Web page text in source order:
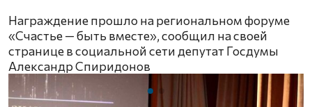
Награждение прошло на региональном форуме
«Счастье — быть вместе», сообщил на своей
странице в социальной сети депутат Госдумы
Александр Спиридонов